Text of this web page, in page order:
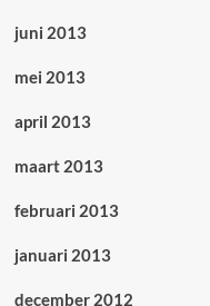
juni 2013
mei 2013
april 2013
maart 2013
februari 2013
januari 2013
december 2012